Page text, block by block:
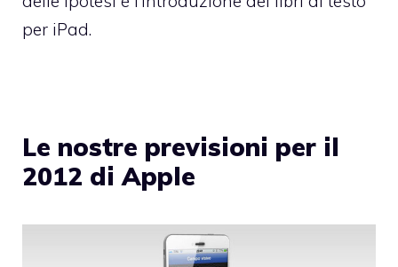
per iPad.
Le nostre previsioni per il
2012 di Apple